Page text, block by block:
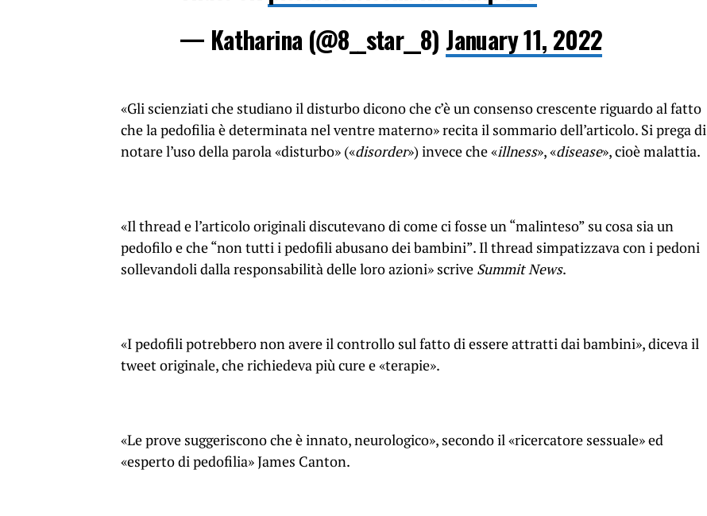
— Katharina (@8__star__8) January 11, 2022
«Gli scienziati che studiano il disturbo dicono che c’è un consenso crescente riguardo al fatto
che la pedofilia è determinata nel ventre materno» recita il sommario dell’articolo. Si prega di
notare l’uso della parola «disturbo» («disorder») invece che «illness», «disease», cioè malattia.
«Il thread e l’articolo originali discutevano di come ci fosse un “malinteso” su cosa sia un
pedofilo e che “non tutti i pedofili abusano dei bambini”. Il thread simpatizzava con i pedoni
sollevandoli dalla responsabilità delle loro azioni» scrive Summit News.
«I pedofili potrebbero non avere il controllo sul fatto di essere attratti dai bambini», diceva il
tweet originale, che richiedeva più cure e «terapie».
«Le prove suggeriscono che è innato, neurologico», secondo il «ricercatore sessuale» ed
«esperto di pedofilia» James Canton.